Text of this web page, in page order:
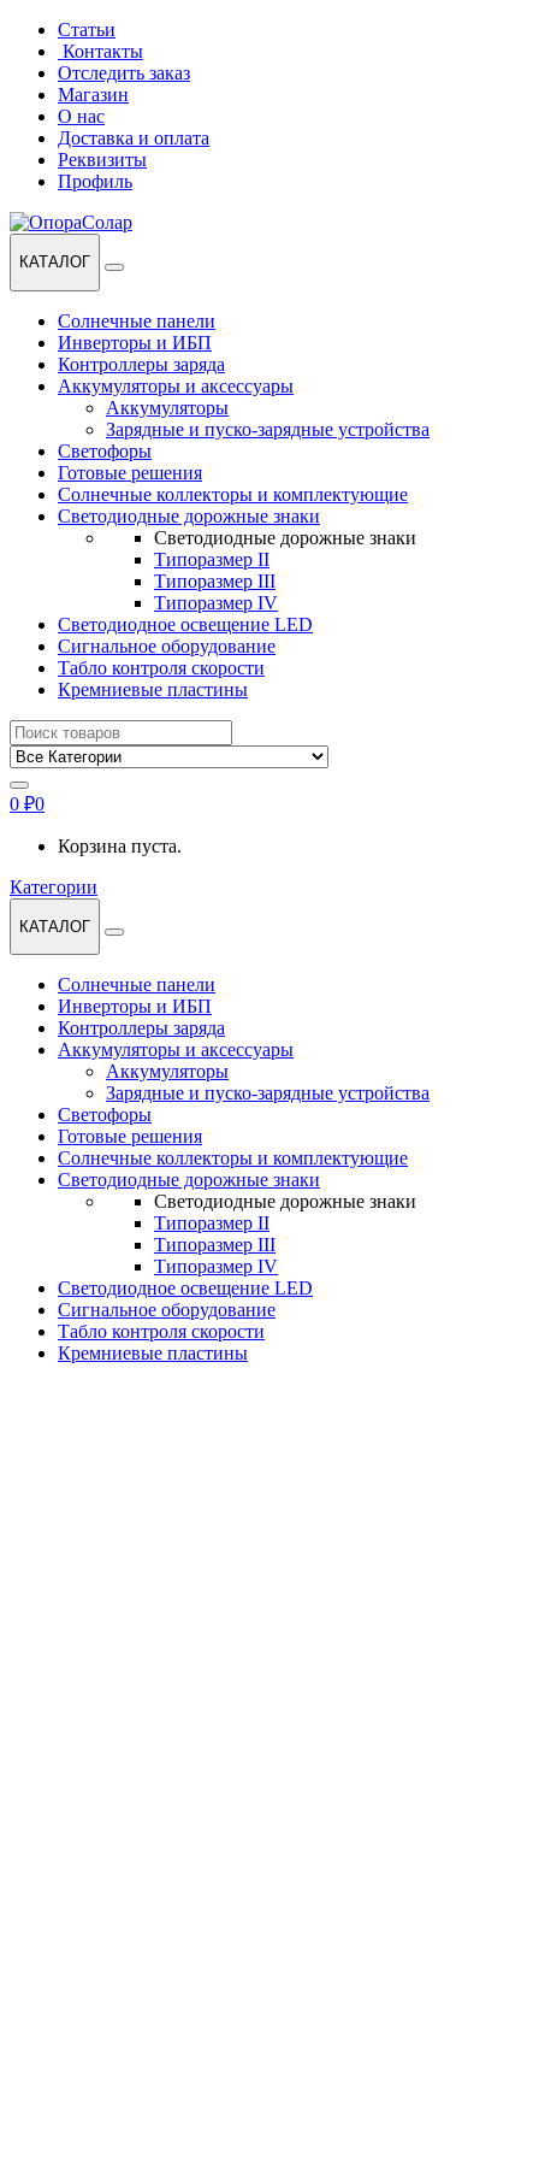
Перейти
навигации
Перейти
содержанию
Статьи
Контакты
Отследить заказ
Магазин
О нас
Доставка и оплата
Реквизиты
Профиль
КАТАЛОГ
Солнечные панели
Инверторы и ИБП
Контроллеры заряда
Аккумуляторы и аксессуары
Аккумуляторы
Зарядные и пуско-зарядные устройства
Светофоры
Готовые решения
Солнечные коллекторы и комплектующие
Светодиодные дорожные знаки
Светодиодные дорожные знаки
Типоразмер II
Типоразмер III
Типоразмер IV
Светодиодное освещение LED
Сигнальное оборудование
Табло контроля скорости
Кремниевые пластины
Найти:
0 ₽0
Корзина пуста.
Категории
КАТАЛОГ
Солнечные панели
Инверторы и ИБП
Контроллеры заряда
Аккумуляторы и аксессуары
Аккумуляторы
Зарядные и пуско-зарядные устройства
Светофоры
Готовые решения
Солнечные коллекторы и комплектующие
Светодиодные дорожные знаки
Светодиодные дорожные знаки
Типоразмер II
Типоразмер III
Типоразмер IV
Светодиодное освещение LED
Сигнальное оборудование
Табло контроля скорости
Кремниевые пластины